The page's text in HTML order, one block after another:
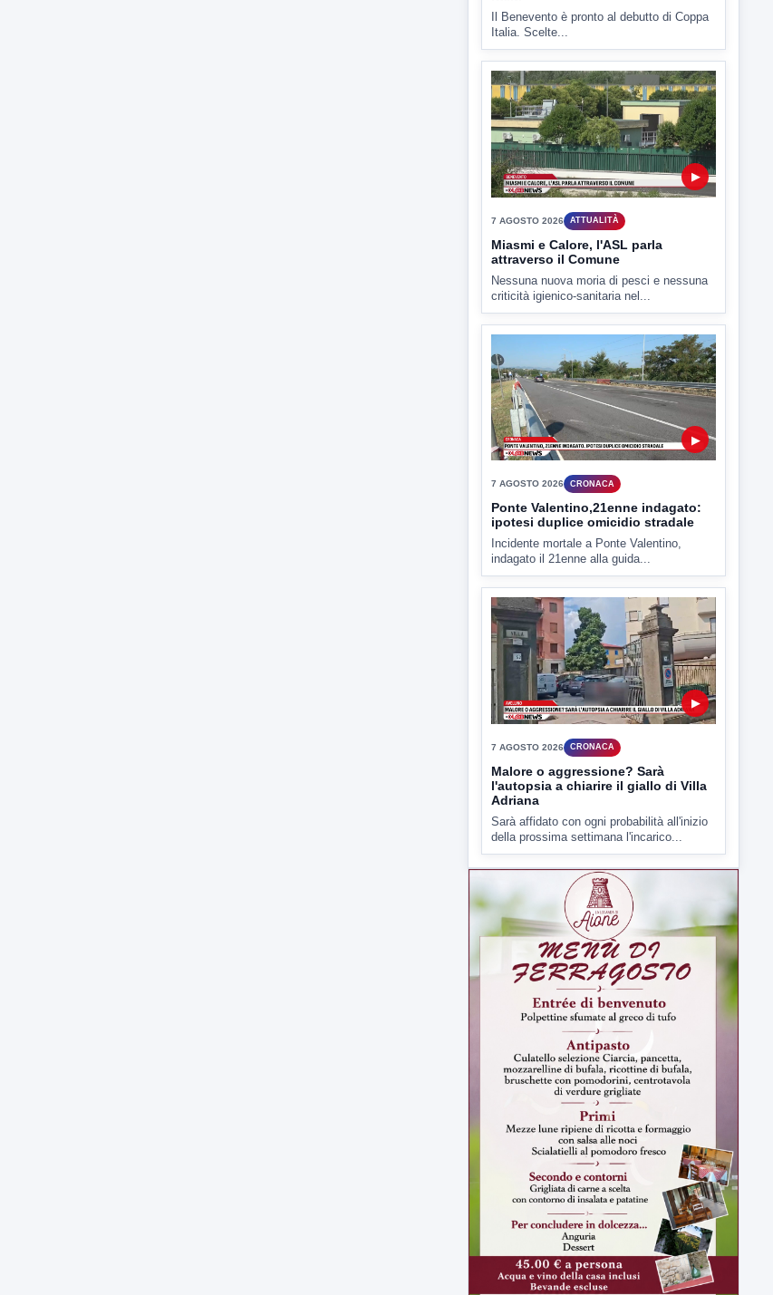
Il Benevento è pronto al debutto di Coppa
Italia. Scelte...
▶
7 AGOSTO 2026 ATTUALITÀ
Miasmi e Calore, l'ASL parla
attraverso il Comune
Nessuna nuova moria di pesci e nessuna
criticità igienico-sanitaria nel...
▶
7 AGOSTO 2026 CRONACA
Ponte Valentino,21enne indagato:
ipotesi duplice omicidio stradale
Incidente mortale a Ponte Valentino,
indagato il 21enne alla guida...
▶
7 AGOSTO 2026 CRONACA
Malore o aggressione? Sarà
l'autopsia a chiarire il giallo di Villa
Adriana
Sarà affidato con ogni probabilità all'inizio
della prossima settimana l'incarico...